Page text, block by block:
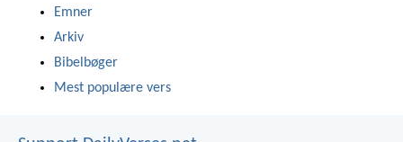
Emner
Arkiv
Bibelbøger
Mest populære vers